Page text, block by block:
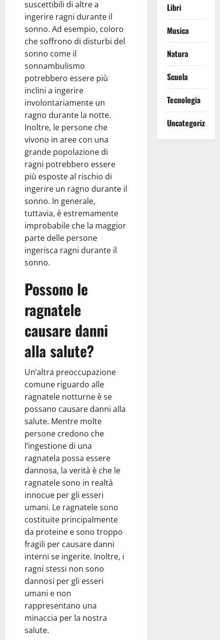
suscettibili di altre a
ingerire ragni durante il
sonno. Ad esempio, coloro
che soffrono di disturbi del
sonno come il
sonnambulismo
potrebbero essere più
inclini a ingerire
involontariamente un
ragno durante la notte.
Inoltre, le persone che
vivono in aree con una
grande popolazione di
ragni potrebbero essere
più esposte al rischio di
ingerire un ragno durante il
sonno. In generale,
tuttavia, è estremamente
improbabile che la maggior
parte delle persone
ingerisca ragni durante il
sonno.
Possono le
ragnatele
causare danni
alla salute?
Un’altra preoccupazione
comune riguardo alle
ragnatele notturne è se
possano causare danni alla
salute. Mentre molte
persone credono che
l’ingestione di una
ragnatela possa essere
dannosa, la verità è che le
ragnatele sono in realtà
innocue per gli esseri
umani. Le ragnatele sono
costituite principalmente
da proteine e sono troppo
fragili per causare danni
interni se ingerite. Inoltre, i
ragni stessi non sono
dannosi per gli esseri
umani e non
rappresentano una
minaccia per la nostra
salute.
Libri
Musica
Natura
Scuola
Tecnologia
Uncategorized